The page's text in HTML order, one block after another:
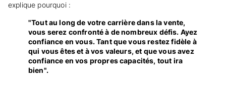
explique pourquoi :
"Tout au long de votre carrière dans la vente,
vous serez confronté à de nombreux défis. Ayez
confiance en vous. Tant que vous restez fidèle à
qui vous êtes et à vos valeurs, et que vous avez
confiance en vos propres capacités, tout ira
bien".